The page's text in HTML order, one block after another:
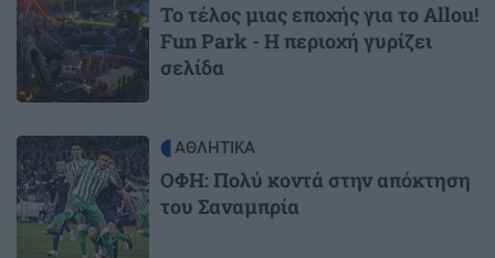
Το τέλος μιας εποχής για το Allou!
Fun Park - Η περιοχή γυρίζει
σελίδα
Image ΑΘΛΗΤΙΚΑ
ΟΦΗ: Πολύ κοντά στην απόκτηση
του Σαναμπρία